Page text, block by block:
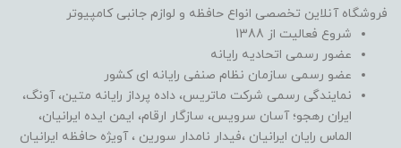
فروشگاه آنلاین تخصصی انواع حافظه و لوازم جانبی کامپیوتر
شروع فعالیت از 1388
عضور رسمی اتحادیه رایانه
عضو رسمی سازمان نظام صنفی رایانه ای کشور
نمایندگی رسمی شرکت ماتریس، داده پرداز رایانه متین، آونگ،
ایران رهجو؛ آسان سرویس، سازگار ارقام، ایمن ایده ایرانیان،
الماس رایان ایرانیان ،فیدار نامدار سورین ، آویژه حافظه ایرانیان